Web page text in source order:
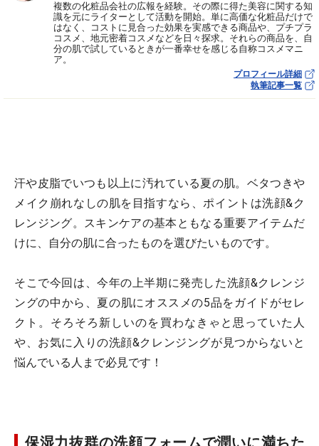
複数の化粧品会社の広報を経験。その際に得た美容に関する知
識を元にライターとして活動を開始。単に高価な化粧品だけで
はなく、コストに見合った効果を実感できる商品や、プチプラ
コスメ、地元密着コスメなどを日々探求。それらの商品を、自
分の肌で試しているときが一番幸せを感じる自称コスメマニ
ア。
プロフィール詳細
執筆記事一覧
汗や皮脂でいつも以上に汚れている夏の肌。ベタつきや
メイク崩れなしの肌を目指すなら、ポイントは洗顔&ク
レンジング。スキンケアの基本ともなる重要アイテムだ
けに、自分の肌に合ったものを選びたいものです。
そこで今回は、今年の上半期に発売した洗顔&クレンジ
ングの中から、夏の肌にオススメの5品をガイドがセレ
クト。そろそろ新しいのを買わなきゃと思っていた人
や、お気に入りの洗顔&クレンジングが見つからないと
悩んでいる人まで必見です！
保湿力抜群の洗顔フォームで潤いに満ちた